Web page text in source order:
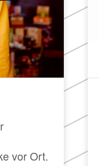
vor Ort.